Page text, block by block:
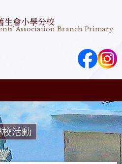
生會小學分校
Association Branch Primary
活動